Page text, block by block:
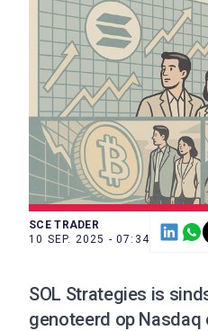
SCE TRADER
10 SEP. 2025 - 07:34
SOL Strategies is
genoteerd op Nasdaq